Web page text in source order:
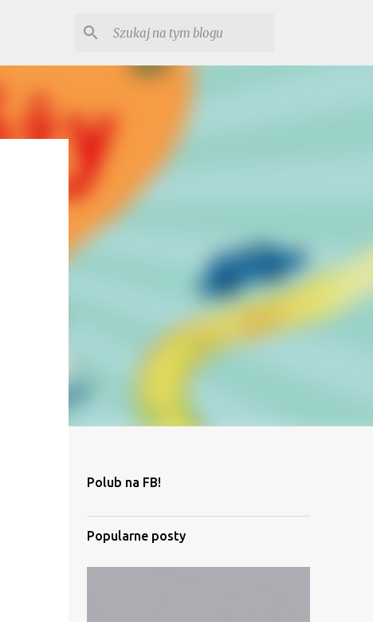
Polub na FB!
Popularne posty